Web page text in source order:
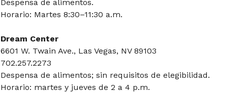
Despensa de alimentos.
Horario: Martes 8:30–11:30 a.m.
Dream Center
6601 W. Twain Ave., Las Vegas, NV 89103
702.257.2273
Despensa de alimentos; sin requisitos de elegibilidad.
Horario: martes y jueves de 2 a 4 p.m.